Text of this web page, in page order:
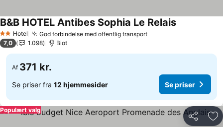
2 Stjerner
Hotel God forbindelse med offentlig transport
B&B HOTEL Antibes Sophia Le Relais
7,0 1.098 Biot
Af 371 kr.
Se priser fra 12 hjemmesider Se priser
Del
Populært valg